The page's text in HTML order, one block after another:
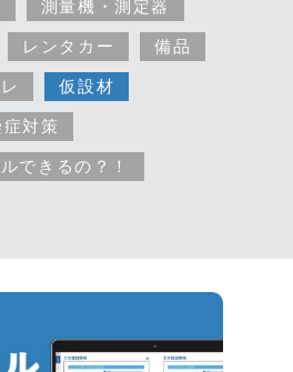
測量機・測定器
レンタカー 備品
仮設材
対策
できるの？！